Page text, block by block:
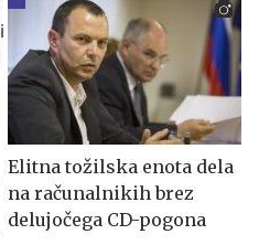
Elitna tožilska enota dela
na računalnikih brez
delujočega CD-pogona